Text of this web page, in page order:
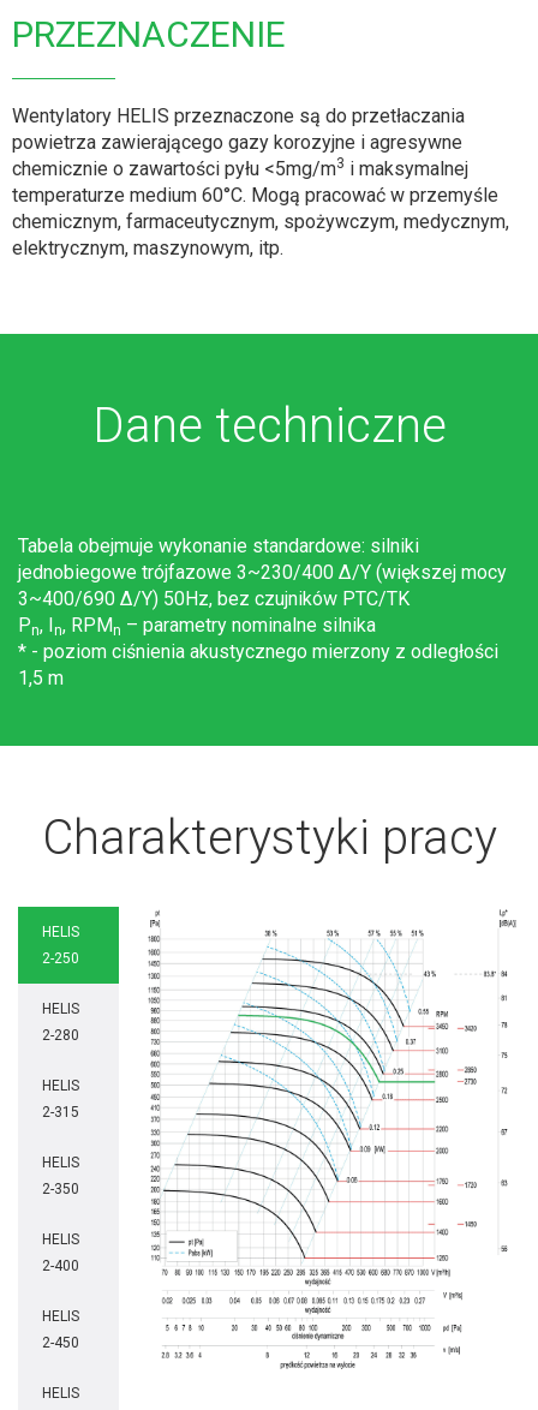
PRZEZNACZENIE
Wentylatory HELIS przeznaczone są do przetłaczania
powietrza zawierającego gazy korozyjne i agresywne
chemicznie o zawartości pyłu <5mg/m3 i maksymalnej
temperaturze medium 60°C. Mogą pracować w przemyśle
chemicznym, farmaceutycznym, spożywczym, medycznym,
elektrycznym, maszynowym, itp.
Dane techniczne
Tabela obejmuje wykonanie standardowe: silniki
jednobiegowe trójfazowe 3~230/400 Δ/Y (większej mocy
3~400/690 Δ/Y) 50Hz, bez czujników PTC/TK
Pn, In, RPMn – parametry nominalne silnika
* - poziom ciśnienia akustycznego mierzony z odległości
1,5 m
Charakterystyki pracy
HELIS
2-250
HELIS
2-280
HELIS
2-315
HELIS
2-350
HELIS
2-400
HELIS
2-450
HELIS